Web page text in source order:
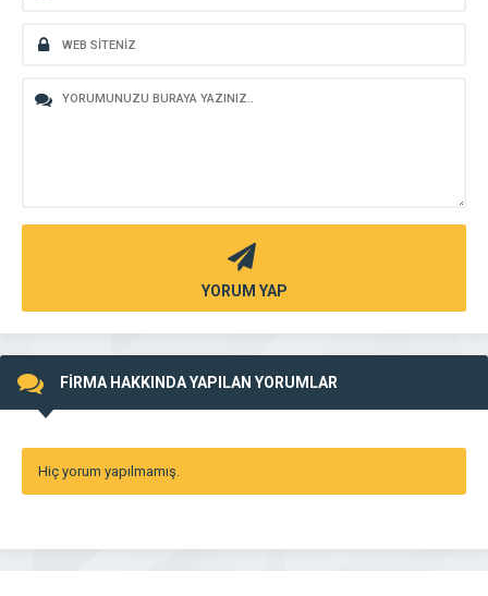
YORUM YAP
FİRMA HAKKINDA YAPILAN YORUMLAR
Hiç yorum yapılmamış.